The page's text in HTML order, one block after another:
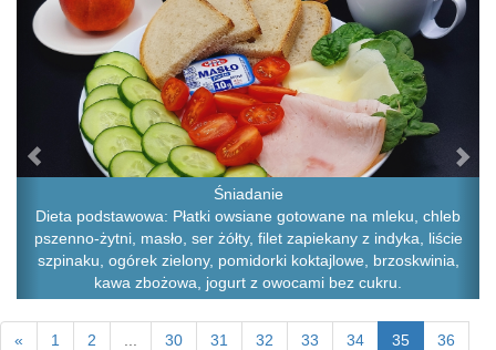
Śniadanie
Dieta podstawowa: Płatki owsiane gotowane na mleku, chleb
pszenno-żytni, masło, ser żółty, filet zapiekany z indyka, liście
szpinaku, ogórek zielony, pomidorki koktajlowe, brzoskwinia,
kawa zbożowa, jogurt z owocami bez cukru.
« 1 2 30 31 32 33 34 35 36